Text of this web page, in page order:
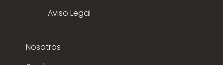
Aviso Legal
Nosotros